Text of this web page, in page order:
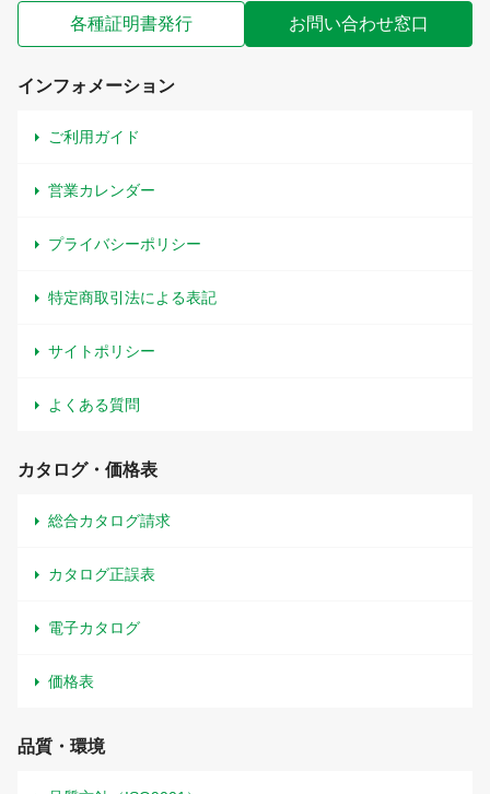
各種証明書発行 お問い合わせ窓口
インフォメーション
ご利用ガイド
営業カレンダー
プライバシーポリシー
特定商取引法による表記
サイトポリシー
よくある質問
カタログ・価格表
総合カタログ請求
カタログ正誤表
電子カタログ
価格表
品質・環境